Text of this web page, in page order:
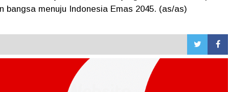
bangsa menuju Indonesia Emas 2045. (as/as)